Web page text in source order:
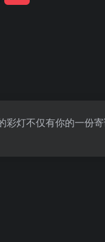
彩灯不仅有你的一份